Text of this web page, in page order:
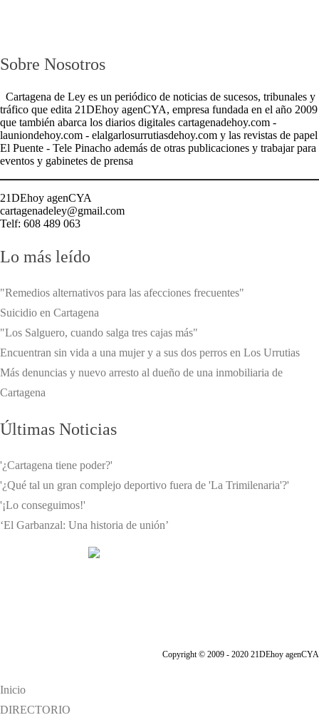
Sobre Nosotros
Cartagena de Ley es un periódico de noticias de sucesos, tribunales y
tráfico que edita 21DEhoy agenCYA, empresa fundada en el año 2009
que también abarca los diarios digitales cartagenadehoy.com -
launiondehoy.com - elalgarlosurrutiasdehoy.com y las revistas de papel
El Puente - Tele Pinacho además de otras publicaciones y trabajar para
eventos y gabinetes de prensa
21DEhoy agenCYA
cartagenadeley@gmail.com
Telf: 608 489 063
Lo más leído
"Remedios alternativos para las afecciones frecuentes"
Suicidio en Cartagena
"Los Salguero, cuando salga tres cajas más"
Encuentran sin vida a una mujer y a sus dos perros en Los Urrutias
Más denuncias y nuevo arresto al dueño de una inmobiliaria de
Cartagena
Últimas Noticias
'¿Cartagena tiene poder?'
'¿Qué tal un gran complejo deportivo fuera de 'La Trimilenaria'?'
'¡Lo conseguimos!'
‘El Garbanzal: Una historia de unión’
Copyright © 2009 - 2020 21DEhoy agenCYA
Inicio
DIRECTORIO